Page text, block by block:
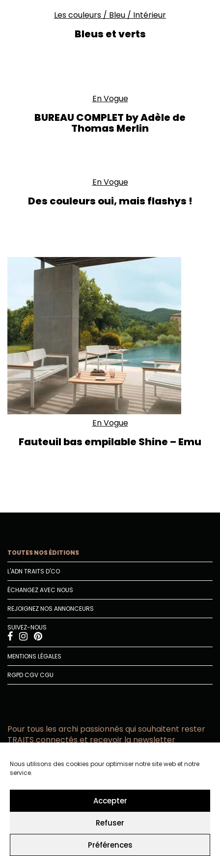
Nous utilisons des cookies pour optimiser notre site web et notre
service.
Accepter
Refuser
Préférences
Les couleurs / Bleu / Intérieur
Bleus et verts
En Vogue
BUREAU COMPLET by Adèle de
Thomas Merlin
En Vogue
Des couleurs oui, mais flashys !
En Vogue
Fauteuil bas empilable Shine – Emu
TOUTES NOS ÉDITIONS
L'ADN TRAITS D'CO
ÉCHANGEZ AVEC NOUS
REJOIGNEZ NOS ANNONCEURS
SUIVEZ-NOUS
MENTIONS LÉGALES
RGPDCGVCGU
Pour tous les archi passionnés qui souhaitent rester
TRAITS connectés et recevoir la newsletter
email
confidentialité.